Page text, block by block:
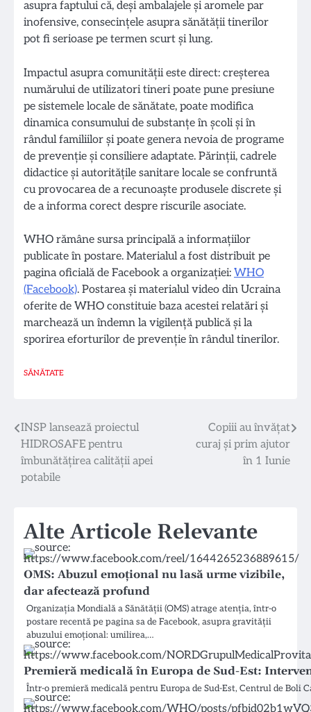
asupra faptului că, deși ambalajele și aromele par
inofensive, consecințele asupra sănătății tinerilor
pot fi serioase pe termen scurt și lung.
Impactul asupra comunității este direct: creșterea
numărului de utilizatori tineri poate pune presiune
pe sistemele locale de sănătate, poate modifica
dinamica consumului de substanțe în școli și în
rândul familiilor și poate genera nevoia de programe
de prevenție și consiliere adaptate. Părinții, cadrele
didactice și autoritățile sanitare locale se confruntă
cu provocarea de a recunoaște produsele discrete și
de a informa corect despre riscurile asociate.
WHO rămâne sursa principală a informațiilor
publicate în postare. Materialul a fost distribuit pe
pagina oficială de Facebook a organizației: WHO
(Facebook). Postarea și materialul video din Ucraina
oferite de WHO constituie baza acestei relatări și
marchează un îndemn la vigilență publică și la
sporirea eforturilor de prevenție în rândul tinerilor.
SĂNĂTATE
Navigare
în
articole
INSP lansează proiectul
HIDROSAFE pentru
îmbunătățirea calității apei
potabile
Copiii au învățat
curaj și prim ajutor
în 1 Iunie
Alte Articole Relevante
OMS: Abuzul emoțional nu lasă urme vizibile,
dar afectează profund
Organizația Mondială a Sănătății (OMS) atrage atenția, într-o
postare recentă pe pagina sa de Facebook, asupra gravității
abuzului emoțional: umilirea,…
Premieră medicală în Europa de Sud-Est:
Într-o premieră medicală pentru Europa de Sud-Est, Centrul de